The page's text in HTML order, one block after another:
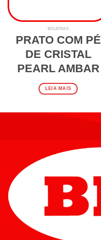
BOLEIRAS
PRATO COM PÉ
DE CRISTAL
PEARL AMBAR
LEIA MAIS